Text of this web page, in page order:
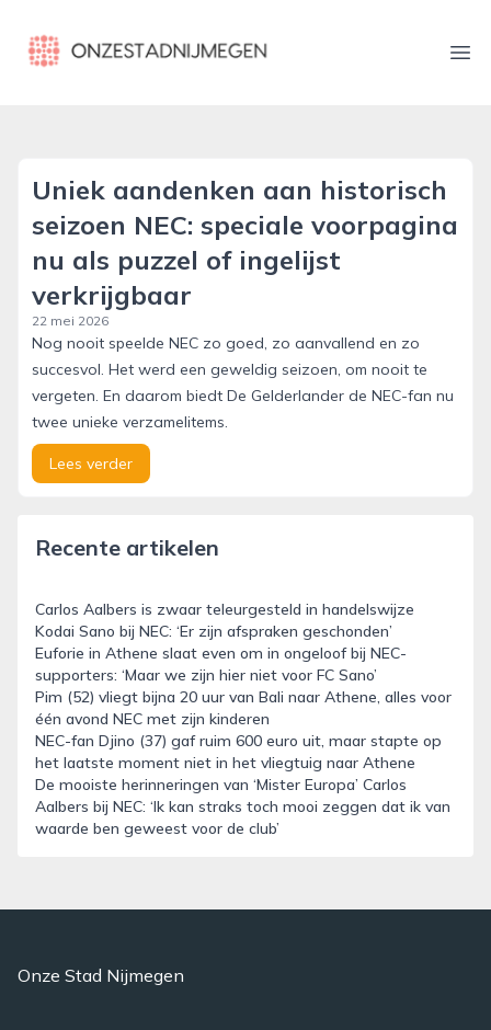
onzestadnijmegen.nl
Uniek aandenken aan historisch
seizoen NEC: speciale voorpagina
nu als puzzel of ingelijst
verkrijgbaar
22 mei 2026
Nog nooit speelde NEC zo goed, zo aanvallend en zo
succesvol. Het werd een geweldig seizoen, om nooit te
vergeten. En daarom biedt De Gelderlander de NEC-fan nu
twee unieke verzamelitems.
Lees verder
Recente artikelen
Carlos Aalbers is zwaar teleurgesteld in handelswijze
Kodai Sano bij NEC: ‘Er zijn afspraken geschonden’
Euforie in Athene slaat even om in ongeloof bij NEC-
supporters: ‘Maar we zijn hier niet voor FC Sano’
Pim (52) vliegt bijna 20 uur van Bali naar Athene, alles voor
één avond NEC met zijn kinderen
NEC-fan Djino (37) gaf ruim 600 euro uit, maar stapte op
het laatste moment niet in het vliegtuig naar Athene
De mooiste herinneringen van ‘Mister Europa’ Carlos
Aalbers bij NEC: ‘Ik kan straks toch mooi zeggen dat ik van
waarde ben geweest voor de club’
Onze Stad Nijmegen